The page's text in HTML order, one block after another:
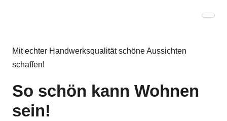
Mit echter Handwerksqualität schöne Aussichten
schaffen!
So schön kann Wohnen
sein!